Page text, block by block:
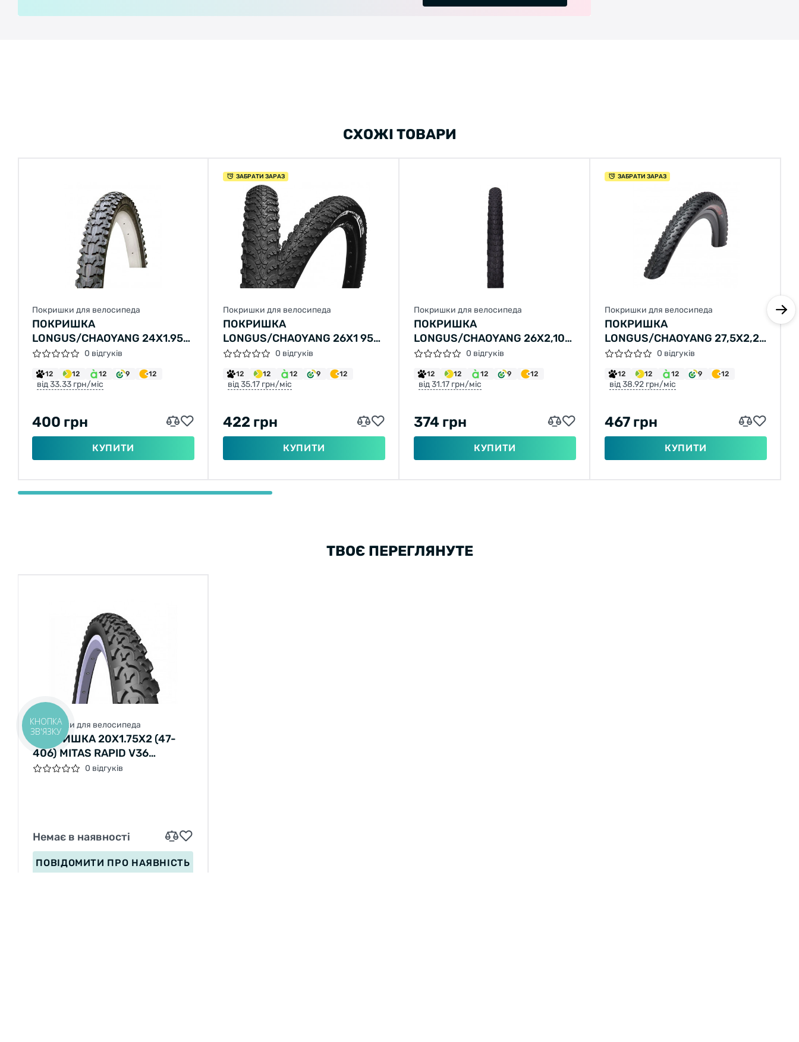
СХОЖІ ТОВАРИ
Покришки для велосипеда
ПОКРИШКА
LONGUS/CHAOYANG 24X1.95
Н-554 (47-507)
0 відгуків
12 12 12 9 12
від 33.33 грн/міс
400 грн
КУПИТИ
ЗАБРАТИ ЗАРАЗ
Покришки для велосипеда
ПОКРИШКА
LONGUS/CHAOYANG 26X1 95
H-5150 (50-559)
0 відгуків
12 12 12 9 12
від 35.17 грн/міс
422 грн
КУПИТИ
Покришки для велосипеда
ПОКРИШКА
LONGUS/CHAOYANG 26X2,10
H5152 (52-559)
0 відгуків
12 12 12 9 12
від 31.17 грн/міс
374 грн
КУПИТИ
ЗАБРАТИ ЗАРАЗ
Покришки для велосипеда
ПОКРИШКА
LONGUS/CHAOYANG 27,5X2,20
Н-5234 30TPI PHANTOM DRY
(56-584), 715Г
0 відгуків
12 12 12 9 12
від 38.92 грн/міс
467 грн
КУПИТИ
ТВОЄ ПЕРЕГЛЯНУТЕ
Покришки для велосипеда
ПОКРИШКА 20X1.75X2 (47-
406) MITAS RAPID V36
CLASSIC, ЧОРНА
0 відгуків
Немає в наявності
ПОВІДОМИТИ ПРО НАЯВНІСТЬ
КНОПКА
ЗВ'ЯЗКУ